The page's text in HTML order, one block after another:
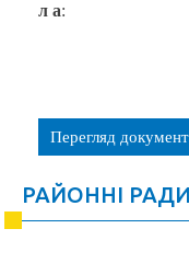
л а:
Перегляд
РАЙОННІ РАДИ